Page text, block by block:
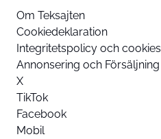
Om Teksajten
Cookiedeklaration
Integritetspolicy och cookies
Annonsering och Försäljning
X
TikTok
Facebook
Mobil